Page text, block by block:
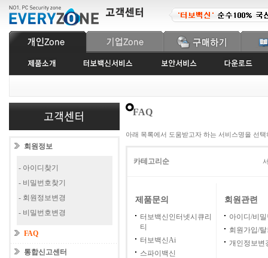
회원정보
- 아이디찾기
- 비밀번호찾기
- 회원정보변경
- 비밀번호변경
FAQ
통합신고센터
FAQ
아래 목록에서 도움받고자 하는 서비스명을 선택
카테고리순
제품문의
터보백신인터넷시큐리
티
터보백신Ai
스파이백신
회원관련
아이디/비
회원가입/
개인정보변